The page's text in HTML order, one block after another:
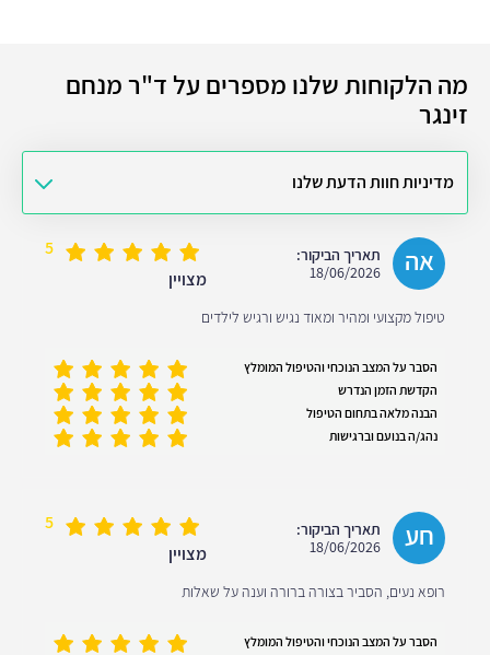
מה הלקוחות שלנו מספרים על ד"ר מנחם
זינגר
אה
תאריך הביקור:
18/06/2026
5
מצויין
טיפול מקצועי ומהיר ומאוד נגיש ורגיש לילדים
הסבר על המצב הנוכחי והטיפול המומלץ
הקדשת הזמן הנדרש
הבנה מלאה בתחום הטיפול
נהג/ה בנועם וברגישות
חע
תאריך הביקור:
18/06/2026
5
מצויין
רופא נעים, הסביר בצורה ברורה וענה על שאלות
הסבר על המצב הנוכחי והטיפול המומלץ
מדיניות חוות הדעת שלנו